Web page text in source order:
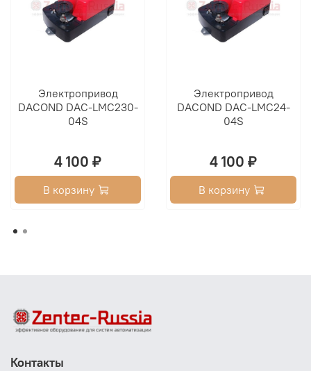
Электропривод
DACOND DAC-LMC230-
04S
4 100 ₽
В корзину
Электропривод
DACOND DAC-LMC24-
04S
4 100 ₽
В корзину
Контакты